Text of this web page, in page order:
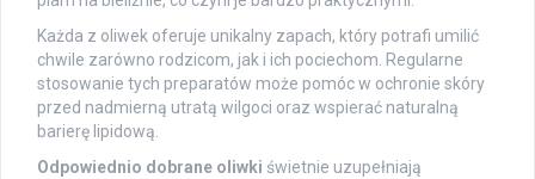
Każda z oliwek oferuje unikalny zapach, który potrafi umilić
chwile zarówno rodzicom, jak i ich pociechom. Regularne
stosowanie tych preparatów może pomóc w ochronie skóry
przed nadmierną utratą wilgoci oraz wspierać naturalną
barierę lipidową.
Odpowiednio dobrane oliwki świetnie uzupełniają